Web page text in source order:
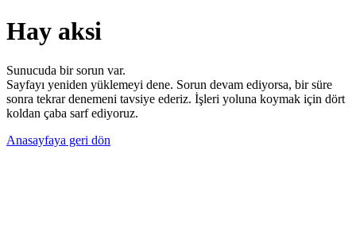
Hay aksi
Sunucuda bir sorun var.
Sayfayı yeniden yüklemeyi dene. Sorun devam ediyorsa, bir süre
sonra tekrar denemeni tavsiye ederiz. İşleri yoluna koymak için dört
koldan çaba sarf ediyoruz.
Anasayfaya geri dön